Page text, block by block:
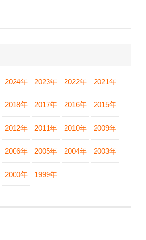
2024年 2023年 2022年 2021年
2018年 2017年 2016年 2015年
2012年 2011年 2010年 2009年
2006年 2005年 2004年 2003年
2000年 1999年